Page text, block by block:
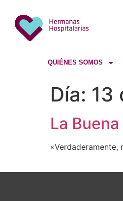
QUIÉNES SOMOS
Día: 13
La
«Verdaderamente,